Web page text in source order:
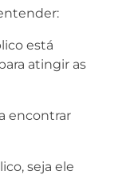
está
atingir as
encontrar
seja ele